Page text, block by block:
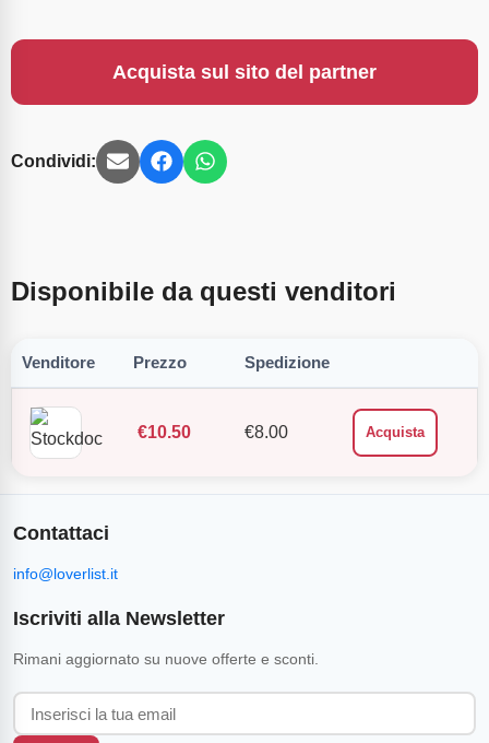
Acquista sul sito del partner
Condividi:
Disponibile da questi venditori
Venditore Prezzo Spedizione
€10.50 €8.00 Acquista
Contattaci
info@loverlist.it
Iscriviti alla Newsletter
Rimani aggiornato su nuove offerte e sconti.